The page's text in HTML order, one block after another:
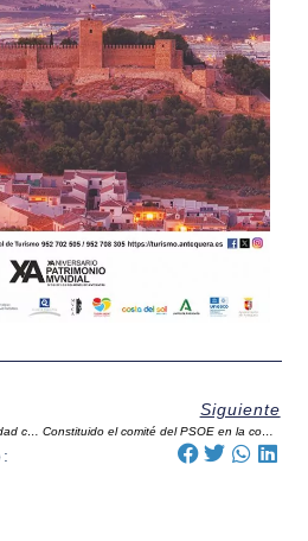
Siguiente
Constituido el comité del PSOE en la comarca de Antequera, el primero de Málaga